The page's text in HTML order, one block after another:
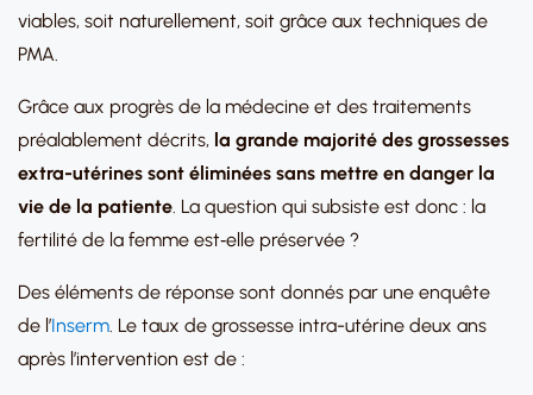
viables, soit naturellement, soit grâce aux techniques de
PMA.
Grâce aux progrès de la médecine et des traitements
préalablement décrits, la grande majorité des grossesses
extra-utérines sont éliminées sans mettre en danger la
vie de la patiente. La question qui subsiste est donc : la
fertilité de la femme est‑elle préservée ?
Des éléments de réponse sont donnés par une enquête
de l’Inserm. Le taux de grossesse intra-utérine deux ans
après l’intervention est de :